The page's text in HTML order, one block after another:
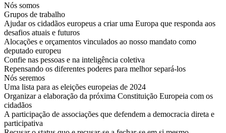
Nós somos
Grupos de trabalho
Ajudar os cidadãos europeus a criar uma Europa que responda aos
desafios atuais e futuros
Alocações e orçamentos vinculados ao nosso mandato como
deputado europeu
Confie nas pessoas e na inteligência coletiva
Repensando os diferentes poderes para melhor separá-los
Nós seremos
Uma lista para as eleições europeias de 2024
Organizar a elaboração da próxima Constituição Europeia com os
cidadãos
A participação de associações que defendem a democracia direta e
participativa